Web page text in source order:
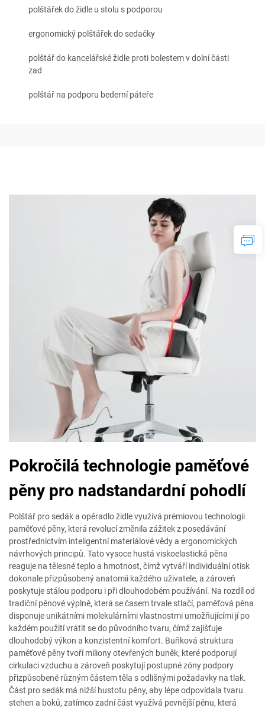
polštářek do židle u stolu s podporou
ergonomický polštářek do sedačky
polštář do kancelářské židle proti bolestem v dolní části
zad
polštář na podporu bederní páteře
Pokročilá technologie paměťové
pěny pro nadstandardní pohodlí
Polštář pro sedák a opěradlo židle využívá prémiovou technologii
paměťové pěny, která revolucí změnila zážitek z posedávání
prostřednictvím inteligentní materiálové vědy a ergonomických
návrhových principů. Tato vysoce hustá viskoelastická pěna
reaguje na tělesné teplo a hmotnost, čímž vytváří individuální otisk
dokonale přizpůsobený anatomii každého uživatele, a zároveň
poskytuje stálou podporu i při dlouhodobém používání. Na rozdíl od
tradiční pěnové výplně, která se časem trvale stlačí, paměťová pěna
disponuje unikátními molekulárními vlastnostmi umožňujícími jí po
každém použití vrátit se do původního tvaru, čímž zajišťuje
dlouhodobý výkon a konzistentní komfort. Buňková struktura
paměťové pěny tvoří miliony otevřených buněk, které podporují
cirkulaci vzduchu a zároveň poskytují postupné zóny podpory
přizpůsobené různým částem těla s odlišnými požadavky na tlak.
Část pro sedák má nižší hustotu pěny, aby lépe odpovídala tvaru
stehen a boků, zatímco zadní část využívá pevnější pěnu, která